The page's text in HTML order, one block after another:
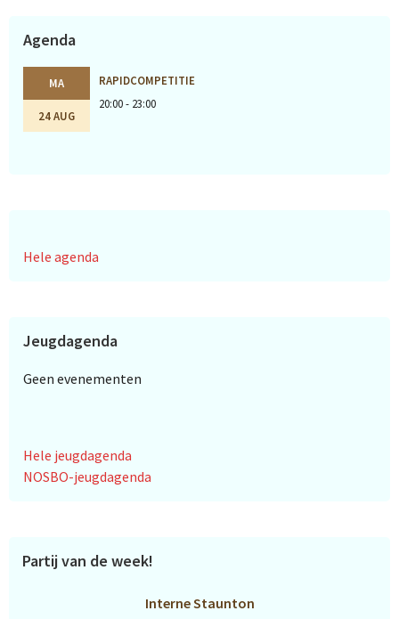
Agenda
MA
24 AUG
RAPIDCOMPETITIE
20:00 - 23:00
Hele agenda
Jeugdagenda
Geen evenementen
Hele jeugdagenda
NOSBO-jeugdagenda
Partij van de week!
Interne Staunton